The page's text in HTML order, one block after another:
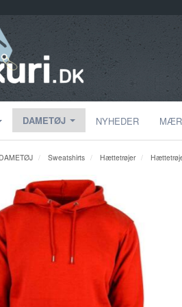
DAMETØJ NYHEDER
DAMETØJ Sweatshirts Hættetrøjer